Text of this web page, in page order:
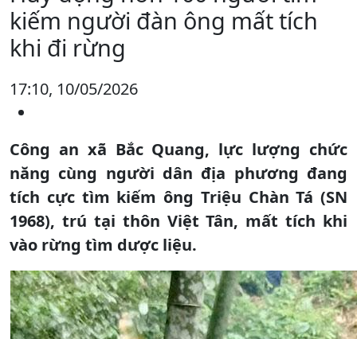
kiếm người đàn ông mất tích
khi đi rừng
17:10, 10/05/2026
Công an xã Bắc Quang, lực lượng chức
năng cùng người dân địa phương đang
tích cực tìm kiếm ông Triệu Chàn Tá (SN
1968), trú tại thôn Việt Tân, mất tích khi
vào rừng tìm dược liệu.